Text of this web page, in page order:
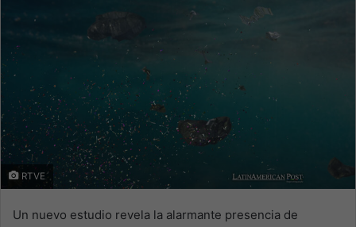
RTVE
Un nuevo estudio revela la alarmante presencia de